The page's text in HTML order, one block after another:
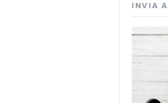
INVIA